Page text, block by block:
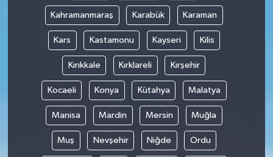
Kahramanmaraş Karabük Karaman
Kars Kastamonu Kayseri Kilis
Kırıkkale Kırklareli Kırşehir
Kocaeli Konya Kütahya Malatya
Manisa Mardin Mersin Muğla
Muş Nevşehir Niğde Ordu